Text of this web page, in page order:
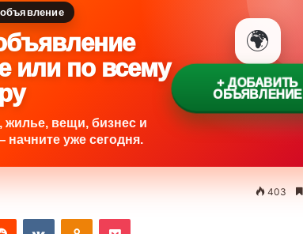
объявление
или по всему
жилье, вещи, бизнес и
уже сегодня.
🌍
+ ДОБАВИТЬ
ОБЪЯВЛЕНИЕ
403